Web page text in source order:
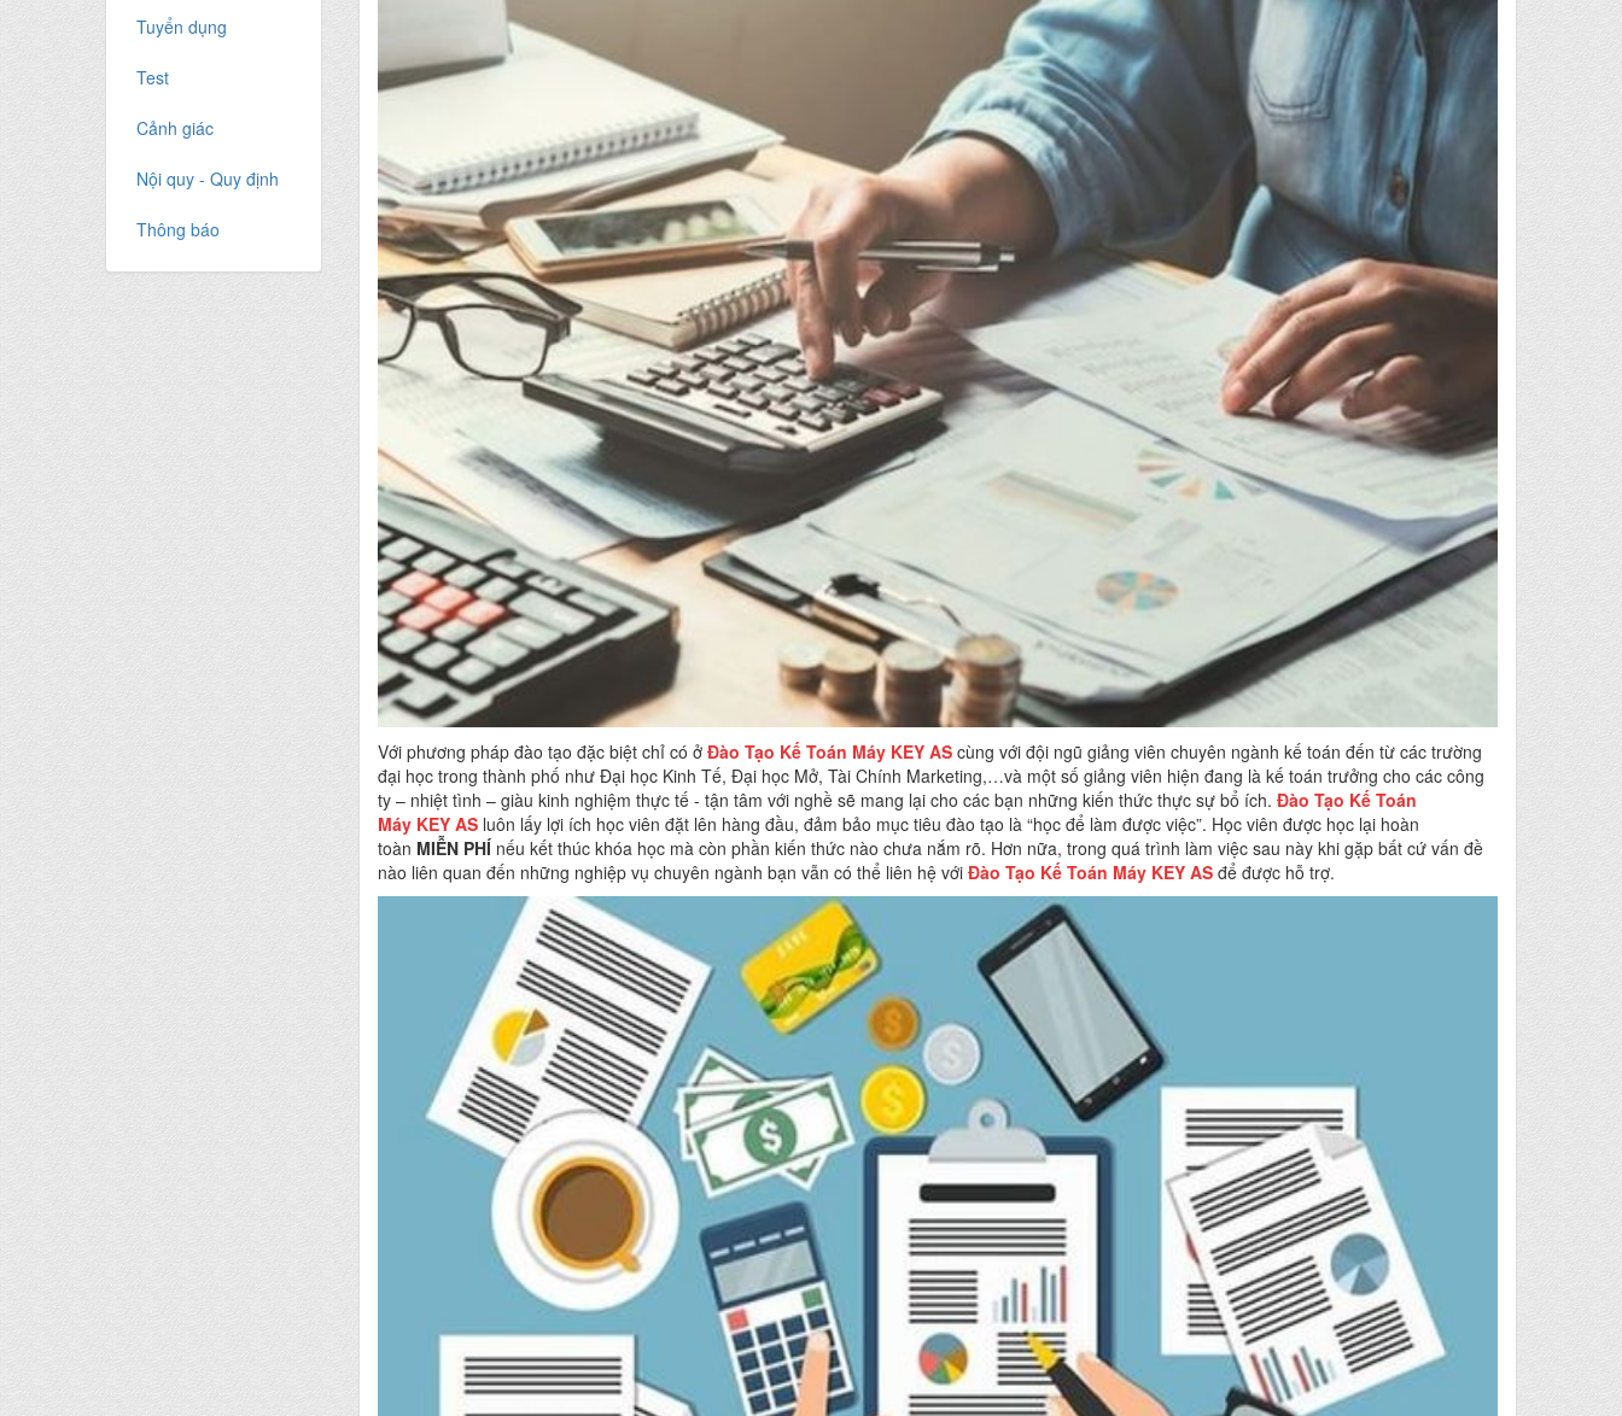
Tuyển dụng
Test
Cảnh giác
Nội quy - Quy định
Thông báo
Với phương pháp đào tạo đặc biệt chỉ có ở Đào Tạo Kế Toán Máy KEY AS cùng với đội ngũ giảng viên chuyên ngành kế toán đến từ các trường
đại học trong thành phố như Đại học Kinh Tế, Đại học Mở, Tài Chính Marketing,…và một số giảng viên hiện đang là kế toán trưởng cho các công
ty – nhiệt tình – giàu kinh nghiệm thực tế - tận tâm với nghề sẽ mang lại cho các bạn những kiến thức thực sự bổ ích. Đào Tạo Kế Toán
Máy KEY AS luôn lấy lợi ích học viên đặt lên hàng đầu, đảm bảo mục tiêu đào tạo là “học để làm được việc”. Học viên được học lại hoàn
toàn MIỄN PHÍ nếu kết thúc khóa học mà còn phần kiến thức nào chưa nắm rõ. Hơn nữa, trong quá trình làm việc sau này khi gặp bất cứ vấn đề
nào liên quan đến những nghiệp vụ chuyên ngành bạn vẫn có thể liên hệ với Đào Tạo Kế Toán Máy KEY AS để được hỗ trợ.